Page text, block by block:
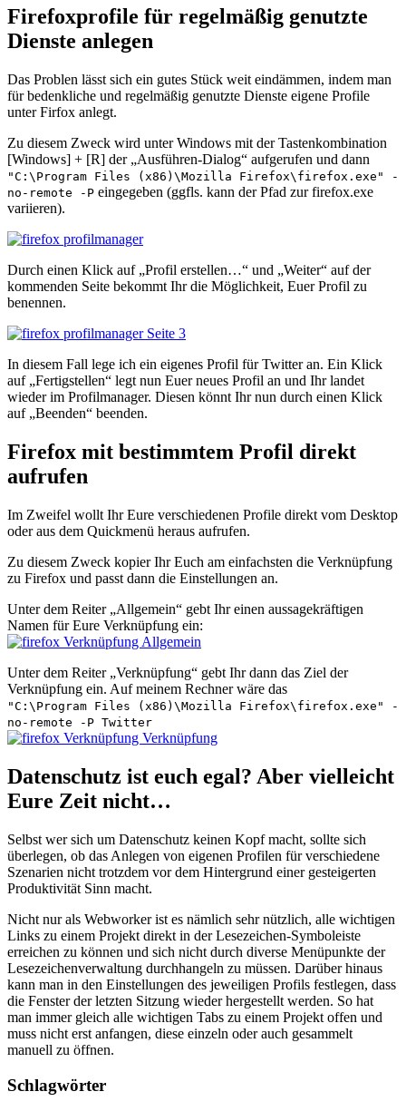
Firefoxprofile für regelmäßig genutzte
Dienste anlegen
Das Problen lässt sich ein gutes Stück weit eindämmen, indem man
für bedenkliche und regelmäßig genutzte Dienste eigene Profile
unter Firfox anlegt.
Zu diesem Zweck wird unter Windows mit der Tastenkombination
[Windows] + [R] der „Ausführen-Dialog“ aufgerufen und dann
"C:\Program Files (x86)\Mozilla Firefox\firefox.exe" -
no-remote -P eingegeben (ggfls. kann der Pfad zur firefox.exe
variieren).
Durch einen Klick auf „Profil erstellen…“ und „Weiter“ auf der
kommenden Seite bekommt Ihr die Möglichkeit, Euer Profil zu
benennen.
In diesem Fall lege ich ein eigenes Profil für Twitter an. Ein Klick
auf „Fertigstellen“ legt nun Euer neues Profil an und Ihr landet
wieder im Profilmanager. Diesen könnt Ihr nun durch einen Klick
auf „Beenden“ beenden.
Firefox mit bestimmtem Profil direkt
aufrufen
Im Zweifel wollt Ihr Eure verschiedenen Profile direkt vom Desktop
oder aus dem Quickmenü heraus aufrufen.
Zu diesem Zweck kopier Ihr Euch am einfachsten die Verknüpfung
zu Firefox und passt dann die Einstellungen an.
Unter dem Reiter „Allgemein“ gebt Ihr einen aussagekräftigen
Namen für Eure Verknüpfung ein:
Unter dem Reiter „Verknüpfung“ gebt Ihr dann das Ziel der
Verknüpfung ein. Auf meinem Rechner wäre das
"C:\Program Files (x86)\Mozilla Firefox\firefox.exe" -
no-remote -P Twitter
Datenschutz ist euch egal? Aber vielleicht
Eure Zeit nicht…
Selbst wer sich um Datenschutz keinen Kopf macht, sollte sich
überlegen, ob das Anlegen von eigenen Profilen für verschiedene
Szenarien nicht trotzdem vor dem Hintergrund einer gesteigerten
Produktivität Sinn macht.
Nicht nur als Webworker ist es nämlich sehr nützlich, alle wichtigen
Links zu einem Projekt direkt in der Lesezeichen-Symboleiste
erreichen zu können und sich nicht durch diverse Menüpunkte der
Lesezeichenverwaltung durchhangeln zu müssen. Darüber hinaus
kann man in den Einstellungen des jeweiligen Profils festlegen, dass
die Fenster der letzten Sitzung wieder hergestellt werden. So hat
man immer gleich alle wichtigen Tabs zu einem Projekt offen und
muss nicht erst anfangen, diese einzeln oder auch gesammelt
manuell zu öffnen.
Schlagwörter